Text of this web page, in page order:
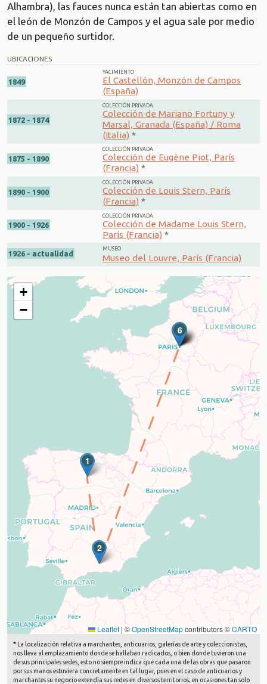
Alhambra), las fauces nunca están tan abiertas como en
el león de Monzón de Campos y el agua sale por medio
de un pequeño surtidor.
UBICACIONES
1849
YACIMIENTO
El Castellón, Monzón de Campos
(España)
1872 - 1874
COLECCIÓN PRIVADA
Colección de Mariano Fortuny y
Marsal, Granada (España) / Roma
(Italia) *
1875 - 1890
COLECCIÓN PRIVADA
Colección de Eugène Piot, París
(Francia) *
1890 - 1900
COLECCIÓN PRIVADA
Colección de Louis Stern, París
(Francia) *
1900 - 1926
COLECCIÓN PRIVADA
Colección de Madame Louis Stern,
París (Francia) *
1926 - actualidad
MUSEO
Museo del Louvre, París (Francia)
1
2
3
4
5
6
+
−
Leaflet | ©OpenStreetMapcontributors ©CARTO
* La localización relativa a marchantes, anticuarios, galerías de arte y coleccionistas,
nos lleva al emplazamiento donde se hallaban radicados, o bien donde tuvieron una
de sus principales sedes, esto no siempre indica que cada una de las obras que pasaron
por sus manos estuviera concretamente en tal lugar, pues en el caso de anticuarios y
marchantes su negocio extendía sus redes en diversos territorios; en ocasiones tan solo